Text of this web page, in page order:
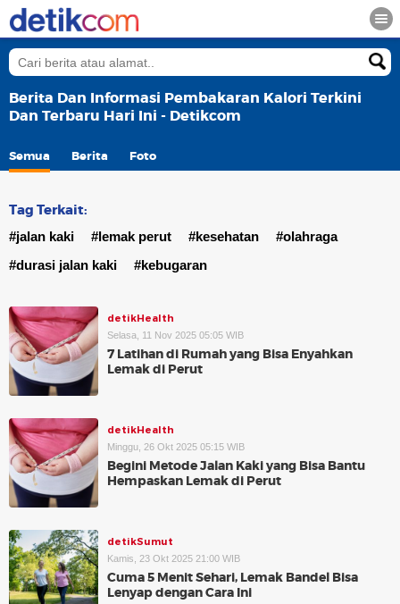
Berita Dan Informasi Pembakaran Kalori Terkini
Dan Terbaru Hari Ini - Detikcom
Semua Berita Foto
Tag Terkait:
#jalan kaki #lemak perut #kesehatan
#olahraga
#durasi jalan kaki
#kebugaran
detikHealth
Selasa, 11 Nov 2025 05:05 WIB
7 Latihan di Rumah yang Bisa Enyahkan
Lemak di Perut
detikHealth
Minggu, 26 Okt 2025 05:15 WIB
Begini Metode Jalan Kaki yang Bisa Bantu
Hempaskan Lemak di Perut
detikSumut
Kamis, 23 Okt 2025 21:00 WIB
Cuma 5 Menit Sehari, Lemak Bandel Bisa
Lenyap dengan Cara Ini